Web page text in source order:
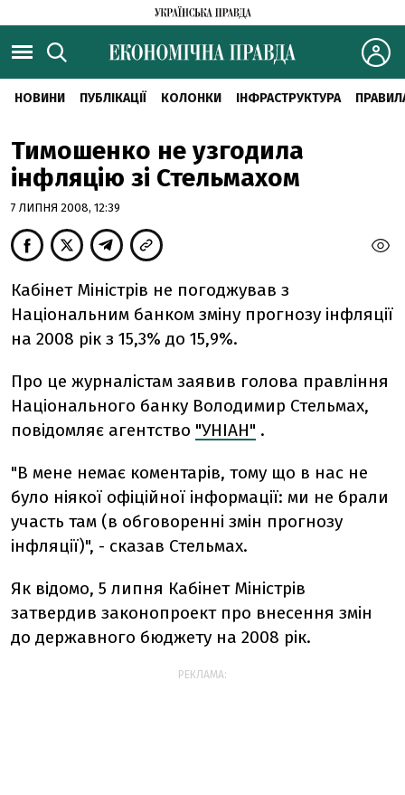
НОВИНИ ПУБЛІКАЦІЇ КОЛОНКИ ІНФРАСТРУКТУРА
Тимошенко не узгодила
інфляцію зі Стельмахом
7 ЛИПНЯ 2008, 12:39
Кабінет Міністрів не погоджував з
Національним банком зміну прогнозу інфляції
на 2008 рік з 15,3% до 15,9%.
Про це журналістам заявив голова правління
Національного банку Володимир Стельмах,
повідомляє агентство "УНІАН" .
"В мене немає коментарів, тому що в нас не
було ніякої офіційної інформації: ми не брали
участь там (в обговоренні змін прогнозу
інфляції)", - сказав Стельмах.
Як відомо, 5 липня Кабінет Міністрів
затвердив законопроект про внесення змін
до державного бюджету на 2008 рік.
РЕКЛАМА: